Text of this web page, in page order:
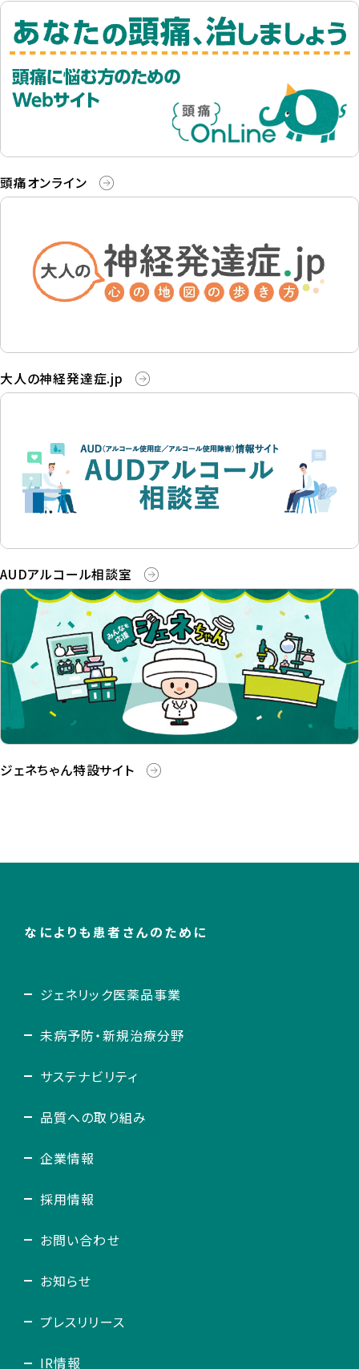
頭痛オンライン
大人の神経発達症.jp
AUDアルコール相談室
ジェネちゃん特設サイト
なによりも患者さんのために
ジェネリック医薬品事業
未病予防・新規治療分野
サステナビリティ
品質への取り組み
企業情報
採用情報
お問い合わせ
お知らせ
プレスリリース
IR情報